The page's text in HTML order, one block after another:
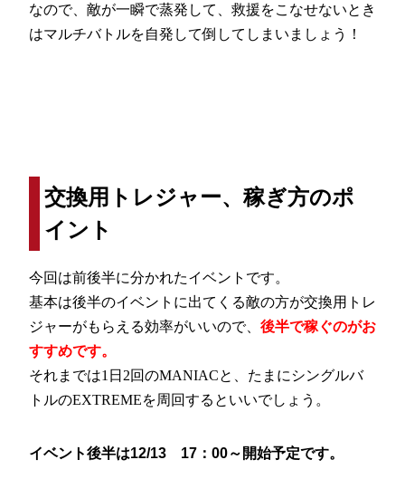
なので、敵が一瞬で蒸発して、救援をこなせないとき
はマルチバトルを自発して倒してしまいましょう！
交換用トレジャー、稼ぎ方のポ
イント
今回は前後半に分かれたイベントです。
基本は後半のイベントに出てくる敵の方が交換用トレ
ジャーがもらえる効率がいいので、 後半で稼ぐのがお
すすめです。
それまでは1日2回のMANIACと、たまにシングルバ
トルのEXTREMEを周回するといいでしょう。
イベント後半は12/13 17：00～開始予定です。